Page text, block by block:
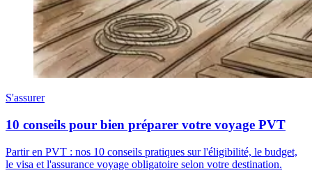
S'assurer
10 conseils pour bien préparer votre voyage PVT
Partir en PVT : nos 10 conseils pratiques sur l'éligibilité, le budget,
le visa et l'assurance voyage obligatoire selon votre destination.